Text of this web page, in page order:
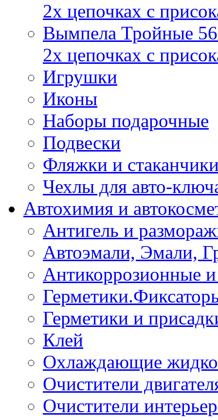
2х цепочках с
Вымпела Тройные
2х цепочках с
Игрушки
Иконы
Наборы подарочные
Подвески
Фляжки и
Чехлы для авто-
Автохимия и
Антигель и
Автоэмали, Эмали,
Антикоррозионные
Герметики и
Клей
Охлаждающие
Очистители
Очистители